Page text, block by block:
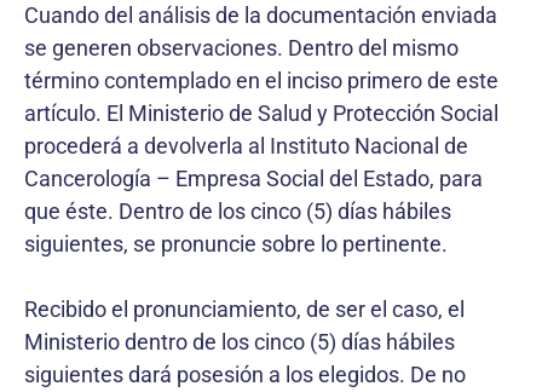
Cuando del análisis de la documentación enviada
se generen observaciones. Dentro del mismo
término contemplado en el inciso primero de este
artículo. El Ministerio de Salud y Protección Social
procederá a devolverla al Instituto Nacional de
Cancerología – Empresa Social del Estado, para
que éste. Dentro de los cinco (5) días hábiles
siguientes, se pronuncie sobre lo pertinente.
Recibido el pronunciamiento, de ser el caso, el
Ministerio dentro de los cinco (5) días hábiles
siguientes dará posesión a los elegidos. De no